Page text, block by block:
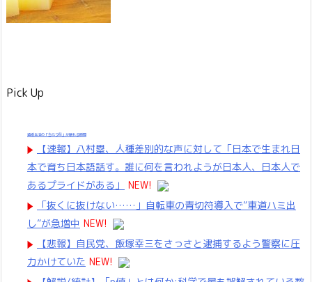
Pick Up
結婚生活の「当たり前」が壊れる瞬間
【速報】八村塁、人種差別的な声に対して「日本で生まれ日
本で育ち日本語話す。誰に何を言われようが日本人、日本人で
あるプライドがある」
NEW!
「抜くに抜けない……」自転車の青切符導入で”車道ハミ出
し”が急増中 NEW!
【悲報】自民党、飯塚幸三をさっさと逮捕するよう警察に圧
力かけていた NEW!